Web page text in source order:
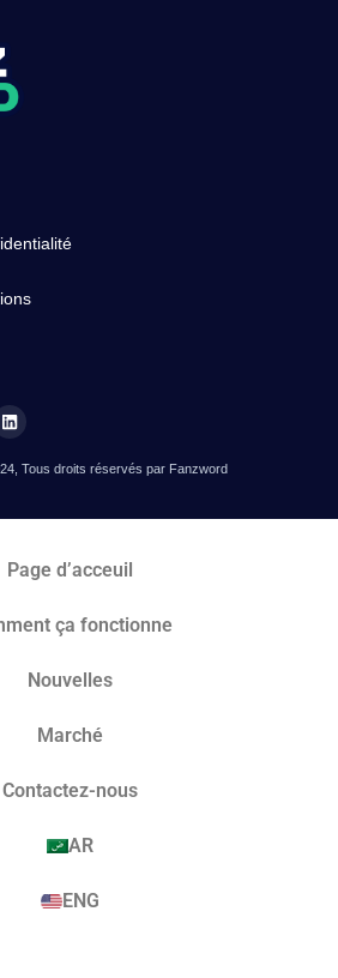
Tous droits réservés par Fanzword
Page d’acceuil
ça fonctionne
Nouvelles
Marché​
Contactez-nous
AR
ENG